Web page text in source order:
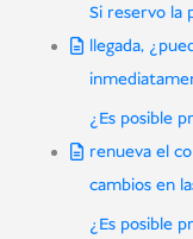
Si reservo la
llegada,
¿Es posible
renueva el
cambios en
¿Es posible